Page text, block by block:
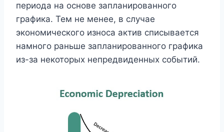
периода на основе запланированного
графика. Тем не менее, в случае
экономического износа актив списывается
намного раньше запланированного графика
из-за некоторых непредвиденных событий.